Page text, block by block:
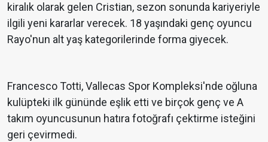
kiralık olarak gelen Cristian, sezon sonunda kariyeriyle
ilgili yeni kararlar verecek. 18 yaşındaki genç oyuncu
Rayo'nun alt yaş kategorilerinde forma giyecek.
Francesco Totti, Vallecas Spor Kompleksi'nde oğluna
kulüpteki ilk gününde eşlik etti ve birçok genç ve A
takım oyuncusunun hatıra fotoğrafı çektirme isteğini
geri çevirmedi.